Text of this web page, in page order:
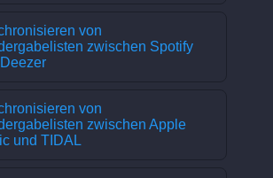
von
zwischen Spotify
von
zwischen Apple
und TIDAL